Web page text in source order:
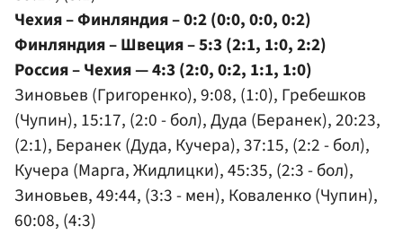
Чехия – Финляндия – 0:2 (0:0, 0:0, 0:2)
Финляндия – Швеция – 5:3 (2:1, 1:0, 2:2)
Россия – Чехия — 4:3 (2:0, 0:2, 1:1, 1:0)
Зиновьев (Григоренко), 9:08, (1:0), Гребешков
(Чупин), 15:17, (2:0 - бол), Дуда (Беранек), 20:23,
(2:1), Беранек (Дуда, Кучера), 37:15, (2:2 - бол),
Кучера (Марга, Жидлицки), 45:35, (2:3 - бол),
Зиновьев, 49:44, (3:3 - мен), Коваленко (Чупин),
60:08, (4:3)